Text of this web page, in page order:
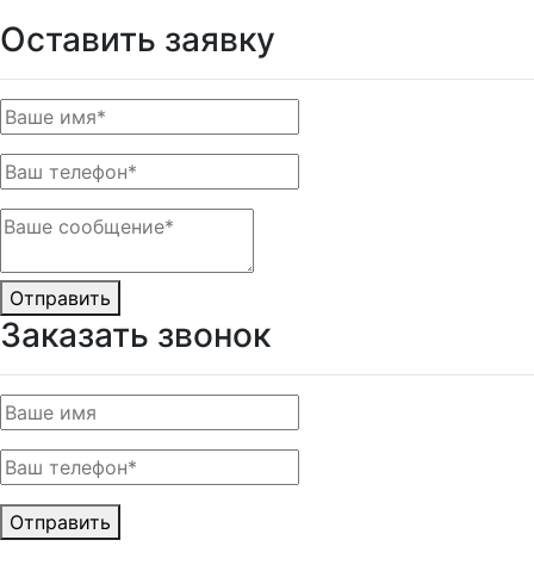
Оставить заявку
Отправить
Заказать звонок
Отправить